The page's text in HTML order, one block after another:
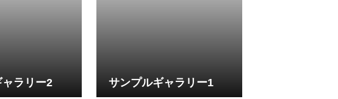
ラリー2 サンプルギャラリー1